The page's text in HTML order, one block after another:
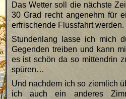
Das Wetter soll die nächste
30 Grad recht angenehm für
erfrischende Flussfahrt werden.
Stundenlang lasse ich mich
Gegenden treiben und kann
es ist schön da so mittendrin
spüren…
Und nachdem ich so ziemlich
ich auch ein anderes